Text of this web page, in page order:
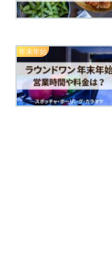
年末年始